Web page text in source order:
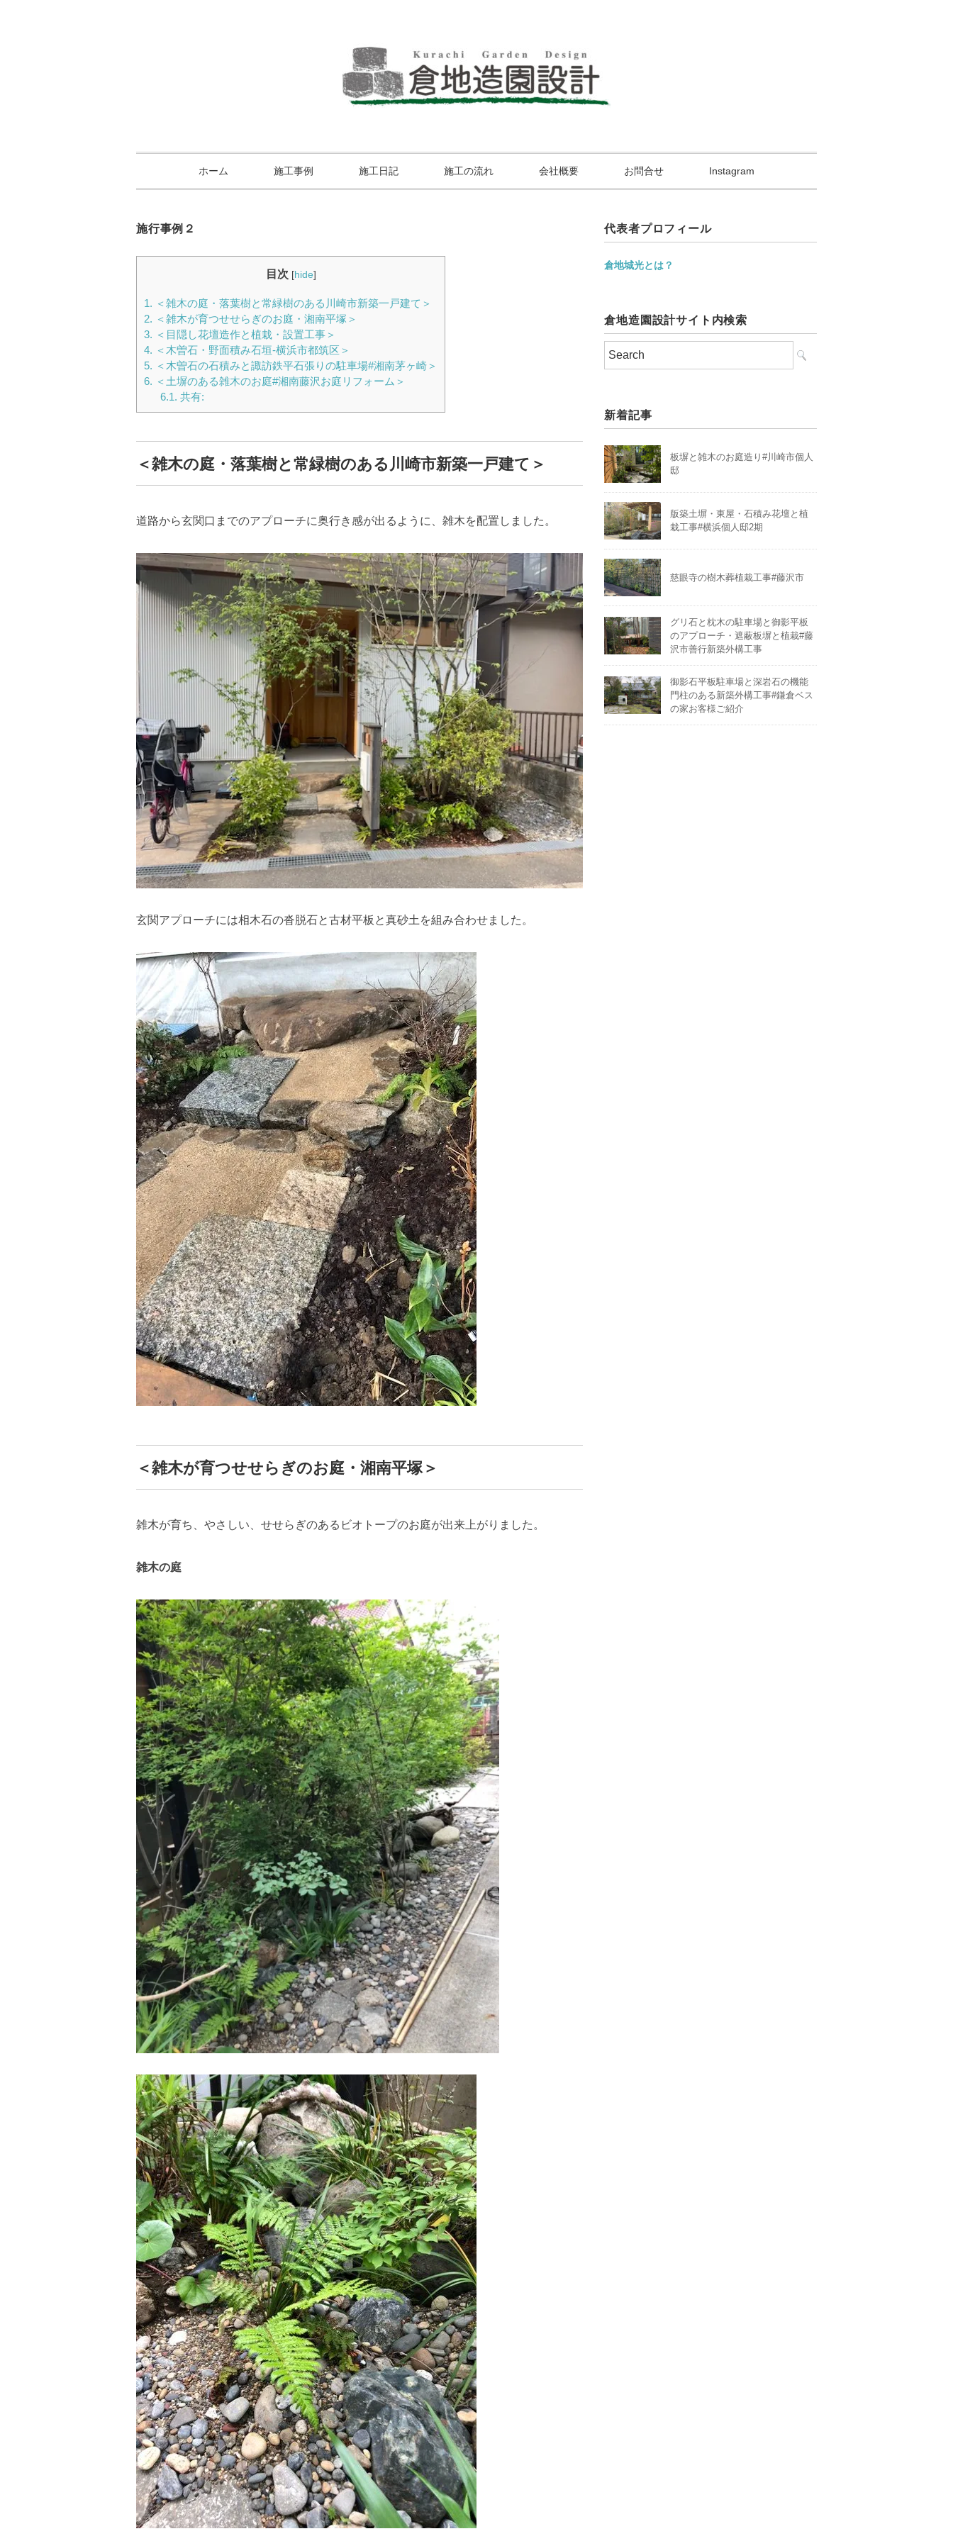
ホーム 施工事例 施工日記 施工の流れ 会社概要 お問合せ Instagram
施行事例２
目次 [hide]
1. ＜雑木の庭・落葉樹と常緑樹のある川崎市新築一戸建て＞
2. ＜雑木が育つせせらぎのお庭・湘南平塚＞
3. ＜目隠し花壇造作と植栽・設置工事＞
4. ＜木曽石・野面積み石垣-横浜市都筑区＞
5. ＜木曽石の石積みと諏訪鉄平石張りの駐車場#湘南茅ヶ崎＞
6. ＜土塀のある雑木のお庭#湘南藤沢お庭リフォーム＞
6.1. 共有:
＜雑木の庭・落葉樹と常緑樹のある川崎市新築一戸建て＞
道路から玄関口までのアプローチに奥行き感が出るように、雑木を配置しました。
玄関アプローチには相木石の沓脱石と古材平板と真砂土を組み合わせました。
＜雑木が育つせせらぎのお庭・湘南平塚＞
雑木が育ち、やさしい、せせらぎのあるビオトープのお庭が出来上がりました。
雑木の庭
代表者プロフィール
倉地城光とは？
倉地造園設計サイト内検索
新着記事
板塀と雑木のお庭造り#川崎市個人
邸
版築土塀・東屋・石積み花壇と植
栽工事#横浜個人邸2期
慈眼寺の樹木葬植栽工事#藤沢市
グリ石と枕木の駐車場と御影平板
のアプローチ・遮蔽板塀と植栽#藤
沢市善行新築外構工事
御影石平板駐車場と深岩石の機能
門柱のある新築外構工事#鎌倉ベス
の家お客様ご紹介